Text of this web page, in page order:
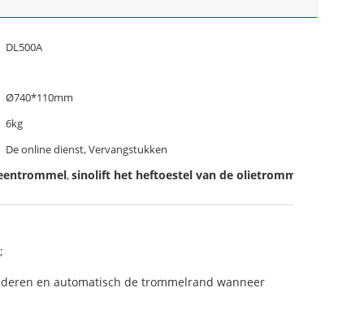
DL500A
Ø740*110mm
6kg
De online dienst, Vervangstukken
,sinolift het heftoestel van de olietrommel
;
en automatisch de trommelrand wanneer